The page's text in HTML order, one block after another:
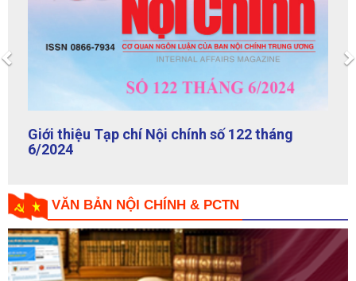
Giới thiệu Tạp chí Nội chính số 122 tháng
6/2024
Previous
VĂN BẢN NỘI CHÍNH & PCTN